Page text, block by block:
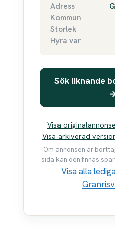
Adress
Kommun
Storlek
Hyra var
Sök liknande
Visa
Visa arkiverad
Om annonsen är
sida kan den finnas
Visa alla